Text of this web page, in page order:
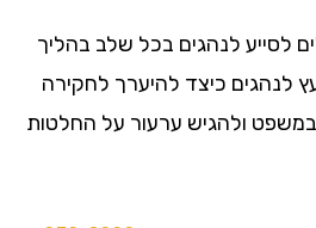
לנהגים בכל שלב בהליך
כיצד להיערך לחקירה
ולהגיש ערעור על החלטות